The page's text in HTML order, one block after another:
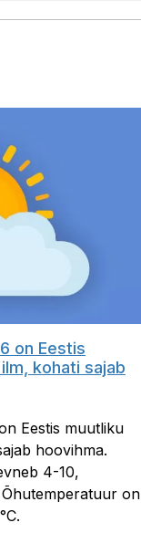
on Eestis
kohati sajab
Eestis muutliku
hoovihma.
4-10,
on